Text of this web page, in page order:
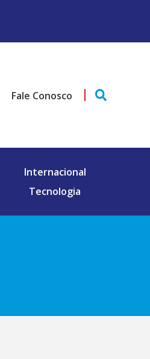
Fale Conosco
Internacional
Tecnologia